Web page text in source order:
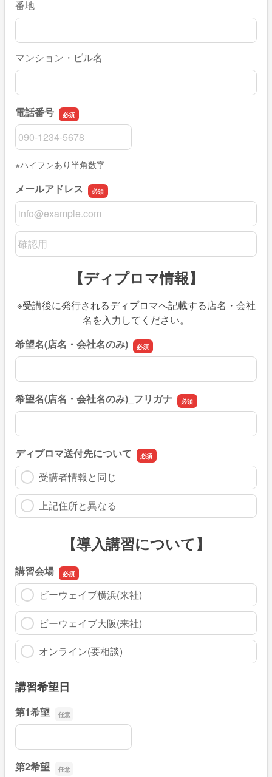
番地
マンション・ビル名
電話番号
電話番号
※ハイフンあり半角数字
メールアドレス
メールアドレス
メールアドレスの確認用
【ディプロマ情報】
※受講後に発行されるディプロマへ記載する店名・会社
名を入力してください。
希望名(店名・会社名のみ)
希望名(店名・会社名のみ)
希望名(店名・会社名のみ)_フリガナ
希望名(店名・会社名のみ)_フリガナ
ディプロマ送付先について
受講者情報と同じ
上記住所と異なる
【導入講習について】
講習会場
ビーウェイブ横浜(来社)
ビーウェイブ大阪(来社)
オンライン(要相談)
講習希望日
第1希望
第1希望
第2希望